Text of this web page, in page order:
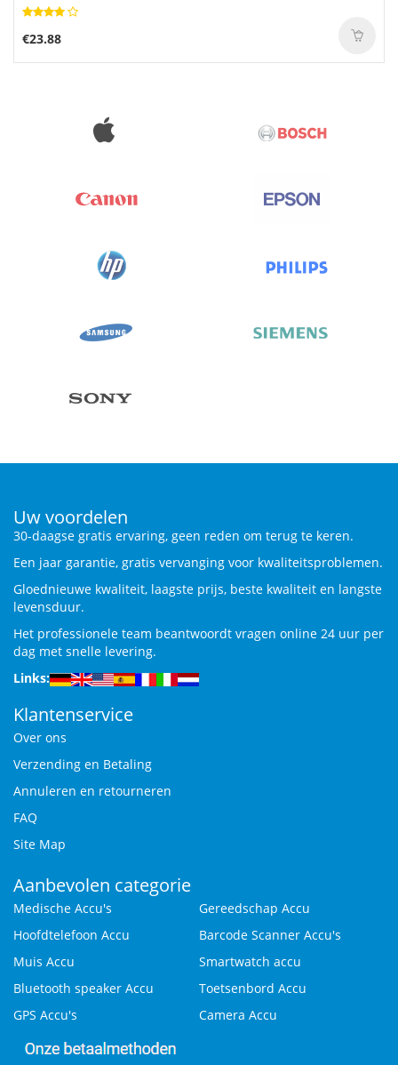
€23.88
Uw voordelen
30-daagse gratis ervaring, geen reden om terug te keren.
Een jaar garantie, gratis vervanging voor kwaliteitsproblemen.
Gloednieuwe kwaliteit, laagste prijs, beste kwaliteit en langste
levensduur.
Het professionele team beantwoordt vragen online 24 uur per
dag met snelle levering.
Links:
Klantenservice
Over ons
Verzending en Betaling
Annuleren en retourneren
FAQ
Site Map
Aanbevolen categorie
Medische Accu's
Gereedschap Accu
Hoofdtelefoon Accu
Barcode Scanner Accu's
Muis Accu
Smartwatch accu
Bluetooth speaker Accu
Toetsenbord Accu
GPS Accu's
Camera Accu